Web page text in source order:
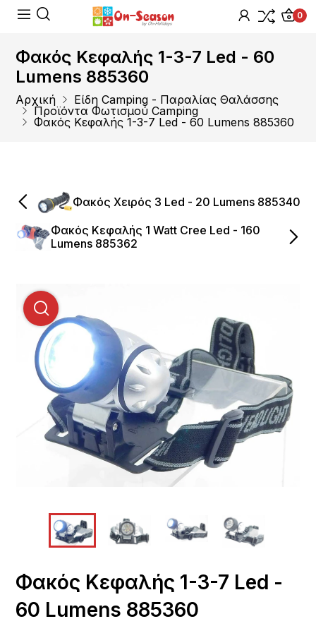
0
Φακός Κεφαλής 1-3-7 Led - 60
Lumens 885360
Αρχική
Είδη Camping - Παραλίας Θαλάσσης
Προϊόντα Φωτισμού Camping
Φακός Κεφαλής 1-3-7 Led - 60 Lumens 885360
Φακός Χειρός 3 Led - 20 Lumens 885340
Φακός Κεφαλής 1 Watt Cree Led - 160
Lumens 885362
Φακός Κεφαλής 1-3-7 Led -
60 Lumens 885360